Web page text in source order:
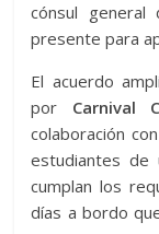
cónsul general
presente para
El acuerdo
por Carnival
colaboración
estudiantes de
cumplan los
días a bordo